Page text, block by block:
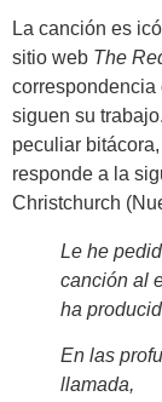
La canción es
sitio web The
correspondencia
siguen su
peculiar
responde a la
Christchurch
Le he
canción al
ha
En las
llamada,